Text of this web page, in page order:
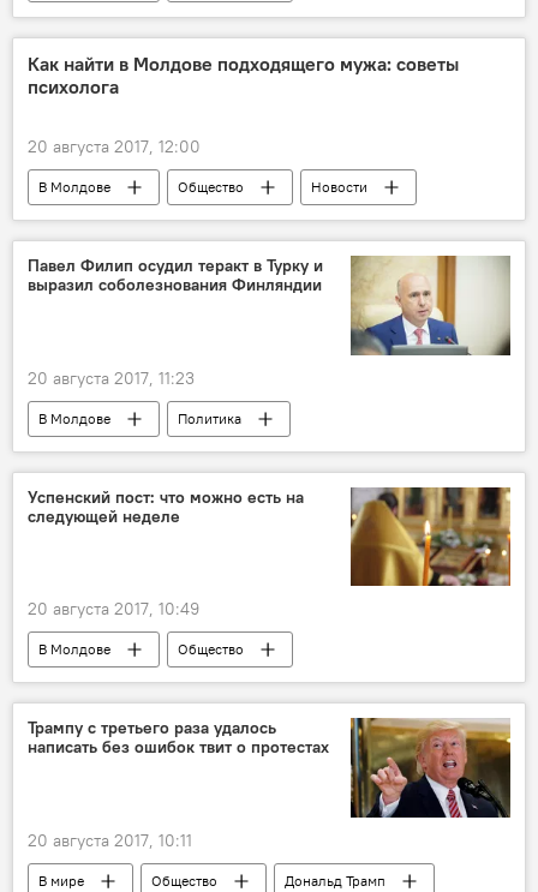
похолодание
дожди
грозы
град
Погода
Как найти в Молдове подходящего мужа: советы
психолога
20 августа 2017, 12:00
В Молдове Общество
Новости
Людмила Семина-Гицу
семья
семейные отношения
супружество
Павел Филип осудил теракт в Турку и
выразил соболезнования Финляндии
20 августа 2017, 11:23
В Молдове
Политика
Павел Филип
соболезнования
Финляндия
Успенский пост: что можно есть на
следующей неделе
20 августа 2017, 10:49
В Молдове
Общество
что можно есть
Успенский пост
Трампу с третьего раза удалось
написать без ошибок твит о протестах
20 августа 2017, 10:11
В мире Общество
Дональд Трамп